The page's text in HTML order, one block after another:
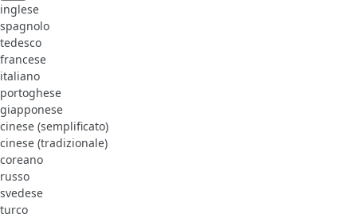
inglese
spagnolo
tedesco
francese
italiano
portoghese
giapponese
cinese (semplificato)
cinese (tradizionale)
coreano
russo
svedese
turco